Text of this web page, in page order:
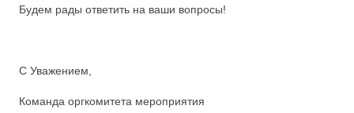
Будем рады ответить на ваши вопросы!
С Уважением,
Команда оргкомитета мероприятия